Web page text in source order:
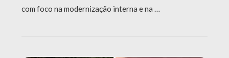
com foco na modernização interna e na …